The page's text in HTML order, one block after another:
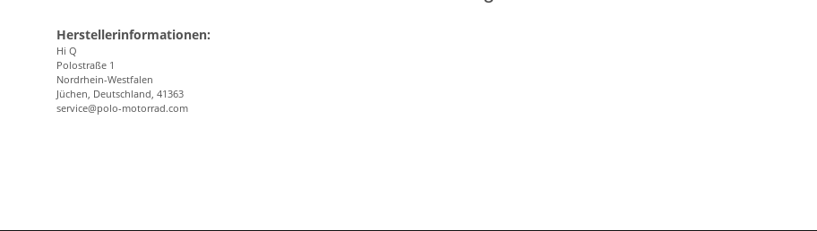
Herstellerinformationen:
Hi Q
Polostraße 1
Nordrhein-Westfalen
Jüchen, Deutschland, 41363
service@polo-motorrad.com